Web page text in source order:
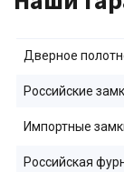
Дверное
Российские
Импортные
Российская